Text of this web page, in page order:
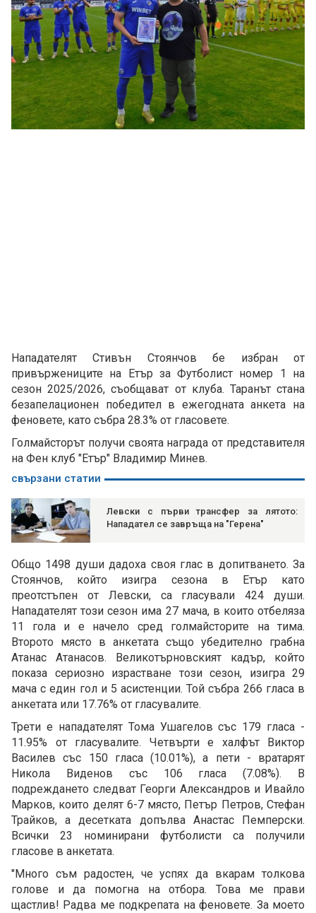
Нападателят Стивън Стоянчов бе избран от
привържениците на Етър за Футболист номер 1 на
сезон 2025/2026, съобщават от клуба. Таранът стана
безапелационен победител в ежегодната анкета на
феновете, като събра 28.3% от гласовете.
Голмайсторът получи своята награда от представителя
на Фен клуб "Етър" Владимир Минев.
свързани статии
Левски с първи трансфер за лятото:
Нападател се завръща на "Герена"
Общо 1498 души дадоха своя глас в допитването. За
Стоянчов, който изигра сезона в Етър като
преотстъпен от Левски, са гласували 424 души.
Нападателят този сезон има 27 мача, в които отбеляза
11 гола и е начело сред голмайсторите на тима.
Второто място в анкетата също убедително грабна
Атанас Атанасов. Великотърновският кадър, който
показа сериозно израстване този сезон, изигра 29
мача с един гол и 5 асистенции. Той събра 266 гласа в
анкетата или 17.76% от гласувалите.
Трети е нападателят Тома Ушагелов със 179 гласа -
11.95% от гласувалите. Четвърти е халфът Виктор
Василев със 150 гласа (10.01%), а пети - вратарят
Никола Виденов със 106 гласа (7.08%). В
подреждането следват Георги Александров и Ивайло
Марков, които делят 6-7 място, Петър Петров, Стефан
Трайков, а десетката допълва Анастас Пемперски.
Всички 23 номинирани футболисти са получили
гласове в анкетата.
"Много съм радостен, че успях да вкарам толкова
голове и да помогна на отбора. Това ме прави
щастлив! Радва ме подкрепата на феновете. За моето